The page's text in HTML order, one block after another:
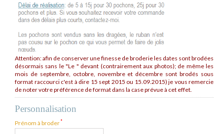
Attention: afin de conserver une finesse de broderie les dates sont brodées
désormais sans le "Le " devant (contrairement aux photos); de même les
mois de septembre, octobre, novembre et décembre sont brodés sous
format raccourci c'est à dire 15 sept 2015 ou 15.09.2015) je vous remercie
de noter votre préférence de format dans la case prévue à cet effet.
Personnalisation
Prénom à broder*